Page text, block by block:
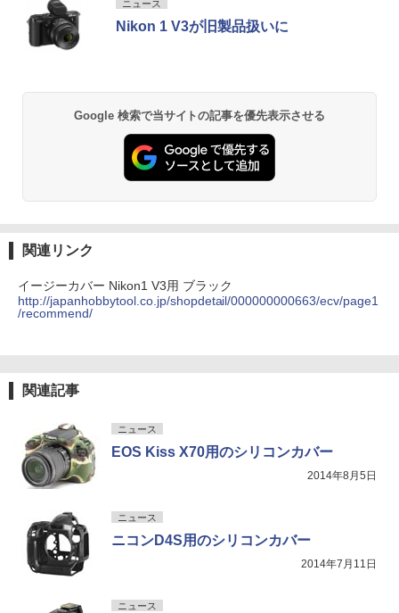
ニュース
Nikon 1 V3が旧製品扱いに
Google 検索で当サイトの記事を優先表示させる
関連リンク
イージーカバー Nikon1 V3用 ブラック
http://japanhobbytool.co.jp/shopdetail/000000000663/ecv/page1
/recommend/
関連記事
ニュース
EOS Kiss X70用のシリコンカバー
2014年8月5日
ニュース
ニコンD4S用のシリコンカバー
2014年7月11日
ニュース